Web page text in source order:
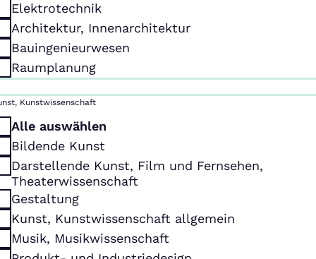
Elektrotechnik
Architektur, Innenarchitektur
Bauingenieurwesen
Raumplanung
Kunstwissenschaft
Alle auswählen
Bildende Kunst
Darstellende Kunst, Film und Fernsehen,
Theaterwissenschaft
Gestaltung
Kunst, Kunstwissenschaft allgemein
Musik, Musikwissenschaft